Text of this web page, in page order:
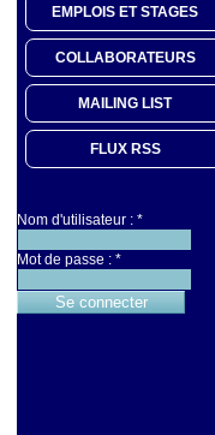
EMPLOIS ET STAGES
COLLABORATEURS
MAILING LIST
FLUX RSS
Nom d'utilisateur : *
Mot de passe : *